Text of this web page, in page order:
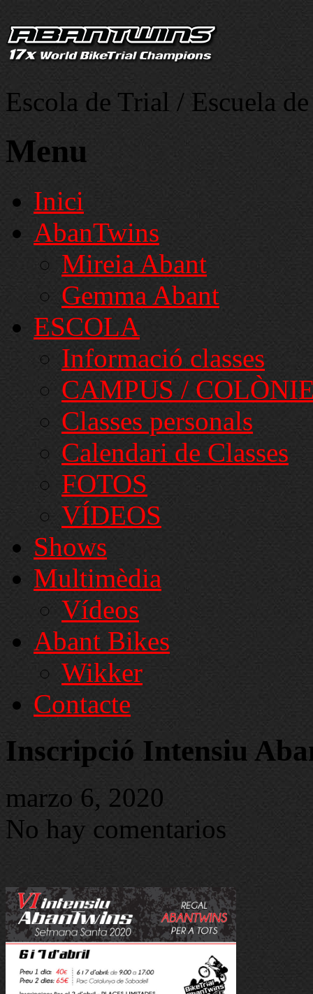
Escola de Trial / Escuela
Menu
Inici
AbanTwins
Mireia Abant
Gemma Abant
ESCOLA
Informació classes
CAMPUS /
Classes personals
Calendari de Classes
FOTOS
VÍDEOS
Shows
Multimèdia
Vídeos
Abant Bikes
Wikker
Contacte
Inscripció Intensiu
marzo 6, 2020
No hay comentarios